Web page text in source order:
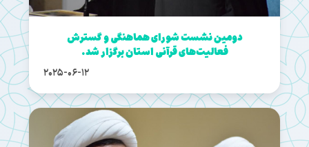
دومین نشست شورای هماهنگی و گسترش
فعالیت‌های قرآنی استان برگزار شد.
2025-06-12